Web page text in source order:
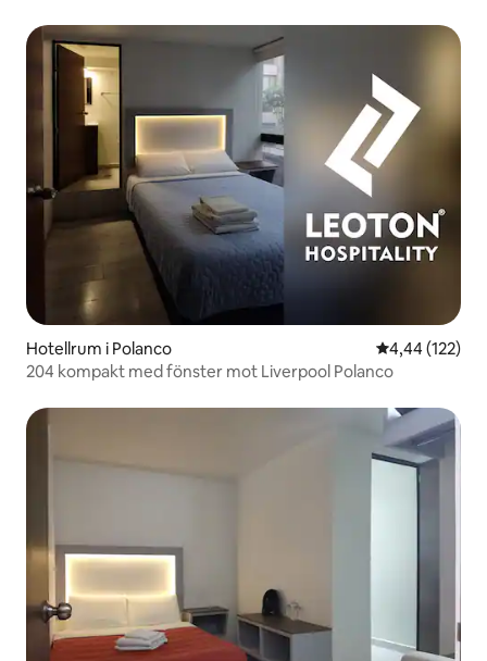
Hotellrum i Polanco 4,44 av 5 i
4,44 (122)
204 kompakt med fönster mot Liverpool Polanco